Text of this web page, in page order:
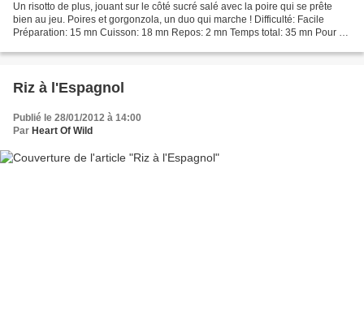
Un risotto de plus, jouant sur le côté sucré salé avec la poire qui se prête
bien au jeu. Poires et gorgonzola, un duo qui marche ! Difficulté: Facile
Préparation: 15 mn Cuisson: 18 mn Repos: 2 mn Temps total: 35 mn Pour 4
Riz à l'Espagnol
Publié le 28/01/2012 à 14:00
Par Heart Of Wild